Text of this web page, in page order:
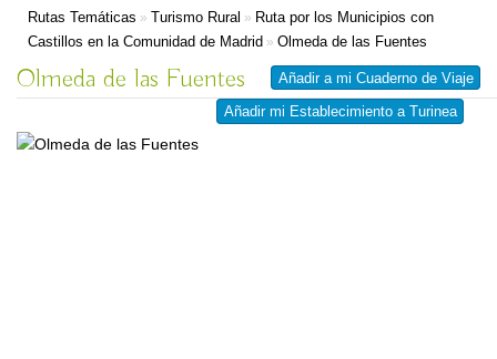
Rutas Temáticas » Turismo Rural » Ruta por los Municipios con
Castillos en la Comunidad de Madrid » Olmeda de las Fuentes
Añadir a mi Cuaderno de Viaje
Añadir mi Establecimiento a Turinea
Olmeda de las Fuentes